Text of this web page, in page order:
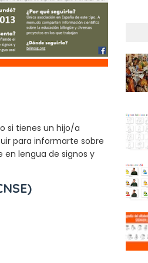
si tienes un hijo/a
para informarte sobre
lengua de signos y